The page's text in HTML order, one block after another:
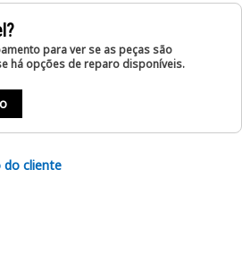
para ver se as peças são
há opções de reparo disponíveis.
do cliente